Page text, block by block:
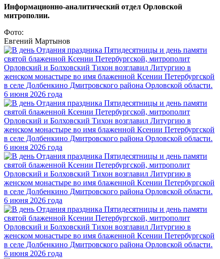
Информационно-аналитический отдел Орловской
митрополии.
Фото:
Евгений Мартынов